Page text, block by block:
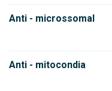
Anti - microssomal
Anti - mitocondia